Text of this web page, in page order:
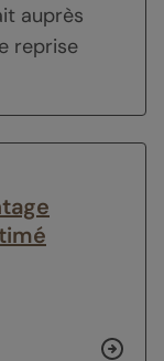
auprès
reprise